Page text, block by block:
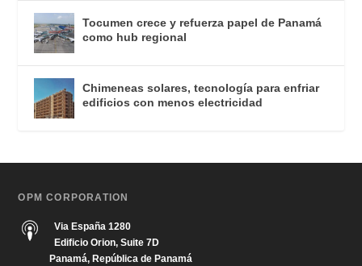
Tocumen crece y refuerza papel de Panamá
como hub regional
Chimeneas solares, tecnología para enfriar
edificios con menos electricidad
OPM CORPORATION
Via España 1280
Edificio Orion, Suite 7D
Panamá, República de Panamá